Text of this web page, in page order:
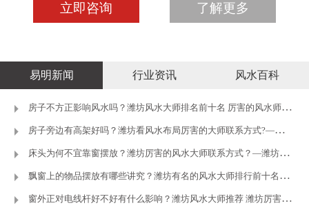
立即咨询 了解更多
易明新闻 行业资讯 风水百科
房子不方正影响风水吗？潍坊风水大师排名前十名 厉害的风水师推荐
房子旁边有高架好吗？潍坊看风水布局厉害的大师联系方式?—潍坊王
床头为何不宜靠窗摆放？潍坊厉害的风水大师联系方式？—潍坊王易明
飘窗上的物品摆放有哪些讲究？潍坊有名的风水大师排行前十名—潍坊
窗外正对电线杆好不好有什么影响？潍坊风水大师推荐 潍坊厉害的风